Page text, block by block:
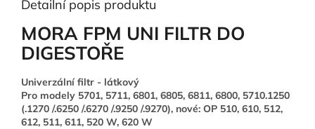
Detailní popis produktu
MORA FPM UNI FILTR DO
DIGESTOŘE
Univerzální filtr - látkový
Pro modely 5701, 5711, 6801, 6805, 6811, 6800, 5710.1250
(.1270 /.6250 /.6270 /.9250 /.9270), nové: OP 510, 610, 512,
612, 511, 611, 520 W, 620 W